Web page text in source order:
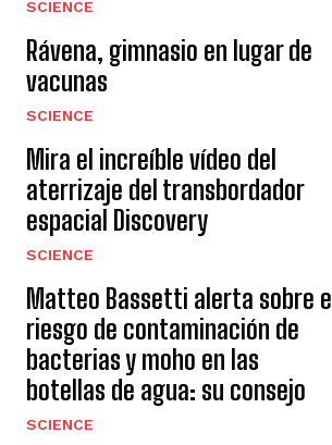
SCIENCE
Rávena, gimnasio en lugar de
vacunas
SCIENCE
Mira el increíble vídeo del
aterrizaje del transbordador
espacial Discovery
SCIENCE
Matteo Bassetti alerta sobre el
riesgo de contaminación de
bacterias y moho en las
botellas de agua: su consejo
SCIENCE